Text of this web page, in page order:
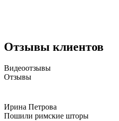
Отзывы клиентов
Видеоотзывы
Отзывы
Ирина Петрова
Пошили римские шторы